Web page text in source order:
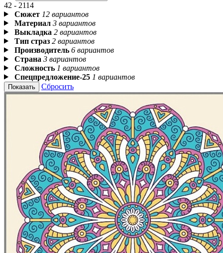
42 - 2114
Сюжет 12 вариантов
Материал 3 вариантов
Выкладка 2 вариантов
Тип страз 2 вариантов
Производитель 6 вариантов
Страна 3 вариантов
Сложность 1 вариантов
Спецпредложение-25 1 вариантов
Показать Сбросить